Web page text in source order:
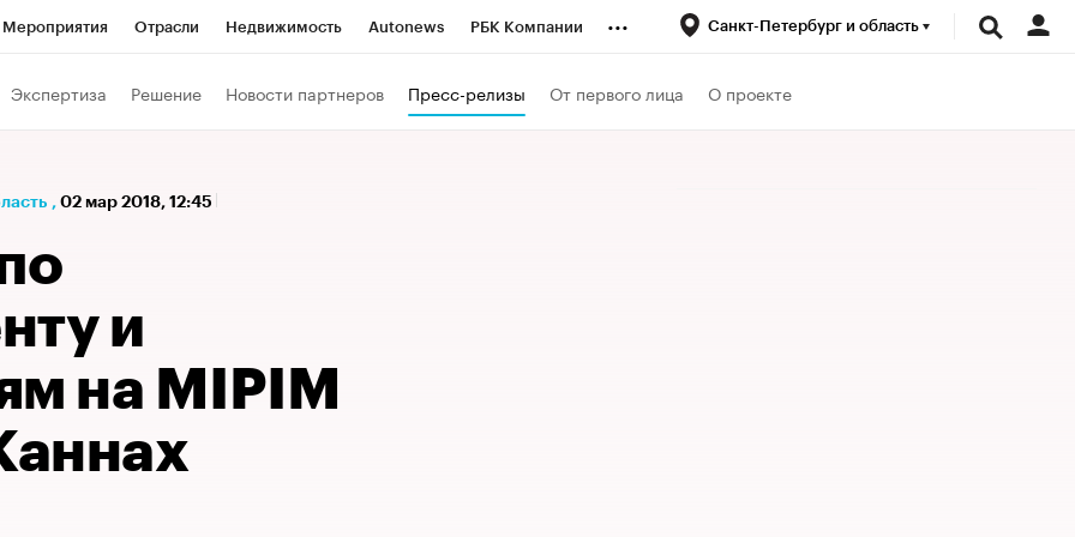
Мероприятия Отрасли Недвижимость Autonews РБК Компании ... Санкт-Петербург и область
Экспертиза Решение Новости партнеров Пресс-релизы От первого лица О проекте
, 02 мар 2018, 12:45
и
на MIPIM